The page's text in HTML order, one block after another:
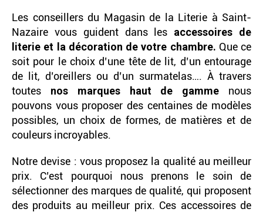
Les conseillers du Magasin de la Literie à Saint-
Nazaire vous guident dans les accessoires de
literie et la décoration de votre chambre. Que ce
soit pour le choix d’une tête de lit, d’un entourage
de lit, d’oreillers ou d’un surmatelas…. À travers
toutes nos marques haut de gamme nous
pouvons vous proposer des centaines de modèles
possibles, un choix de formes, de matières et de
couleurs incroyables.
Notre devise : vous proposez la qualité au meilleur
prix. C’est pourquoi nous prenons le soin de
sélectionner des marques de qualité, qui proposent
des produits au meilleur prix. Ces accessoires de